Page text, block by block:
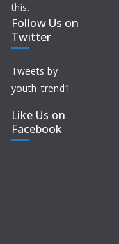
this.
Follow Us on
Twitter
Tweets by
youth_trend1
Like Us on
Facebook